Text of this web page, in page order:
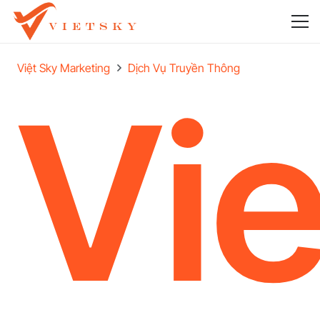
Việt Sky Marketing Dịch Vụ Truyền Thông